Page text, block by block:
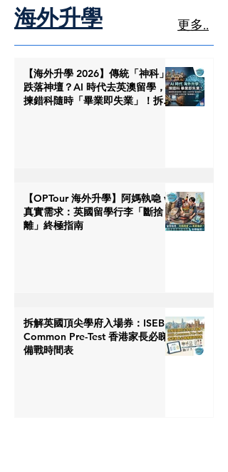
海外升學 更多..
【海外升學 2026】傳統「神科」
跌落神壇？AI 時代去英澳留學，
揀錯科隨時「畢業即失業」！拆解
【OPTour 海外升學】阿媽執喼 vs
真實需求：英國留學行李「斷捨
離」終極指南
拆解英國頂尖學府入場券：ISEB
Common Pre-Test 香港家長必睇
備戰時間表